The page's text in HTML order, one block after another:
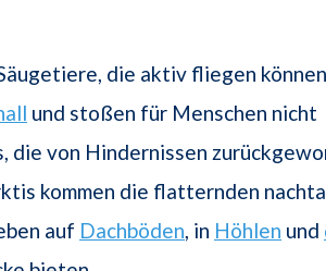
die aktiv fliegen
und stoßen für Menschen nicht
die von Hindernissen
kommen die flatternden
auf Dachböden, in Höhlen und